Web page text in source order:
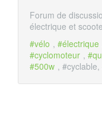
Forum de
électrique et
#vélo , #électrique
#cyclomoteur ,
#500w , #cyclable,